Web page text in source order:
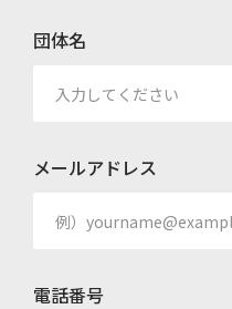
団体名
メールアドレス
電話番号